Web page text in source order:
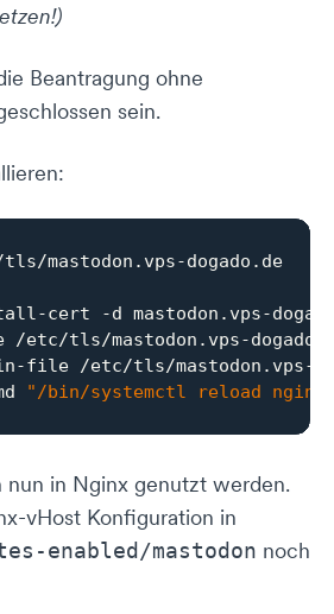
Beantragung ohne
sein.
mastodon.vps-dogado.de
cert -d mastodon.vps-
/etc/tls/mastodon.vps-
file /etc/tls/mastodon.vps-
"/bin/systemctl reload
nun in Nginx genutzt werden.
vHost Konfiguration in
enabled/mastodon noch